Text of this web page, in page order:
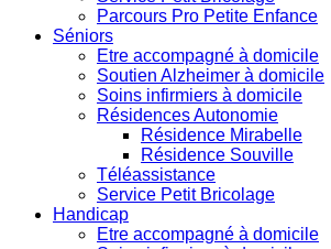
Parcours Pro Petite Enfance
Séniors
Etre accompagné à domicile
Soutien Alzheimer à domicile
Soins infirmiers à domicile
Résidences Autonomie
Résidence Mirabelle
Résidence Souville
Téléassistance
Service Petit Bricolage
Handicap
Etre accompagné à domicile